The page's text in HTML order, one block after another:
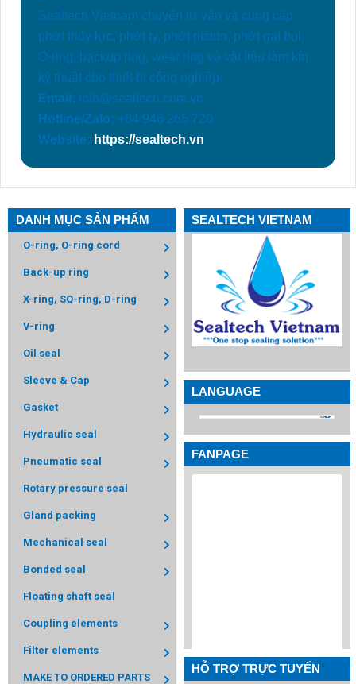
DANH MỤC SẢN PHẨM
O-ring, O-ring cord
Back-up ring
X-ring, SQ-ring, D-ring
V-ring
Oil seal
Sleeve & Cap
Gasket
Hydraulic seal
Pneumatic seal
Rotary pressure seal
Gland packing
Mechanical seal
Bonded seal
Floating shaft seal
Coupling elements
Filter elements
MAKE TO ORDERED PARTS
Sealtech Vietnam chuyên tư vấn và cung cấp
phớt thủy lực, phớt ty, phớt piston, phớt gạt bụi,
O-ring, backup ring, wear ring và vật liệu làm kín
kỹ thuật cho thiết bị công nghiệp.
Email: info@sealtech.com.vn
Hotline/Zalo: +84 946 265 720
Website: https://sealtech.vn
SEALTECH VIETNAM
LANGUAGE
FANPAGE
HỖ TRỢ TRỰC TUYẾN